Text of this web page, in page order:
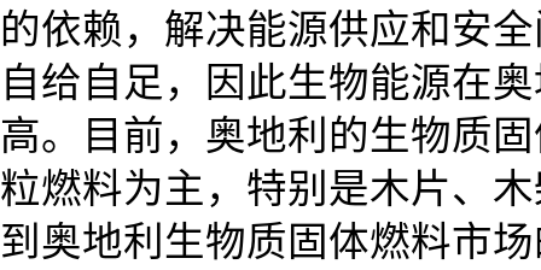
的依赖，解决能源供应和安
自给自足，因此生物能源在
高。目前，奥地利的生物质
粒燃料为主，特别是木片、
到奥地利生物质固体燃料市